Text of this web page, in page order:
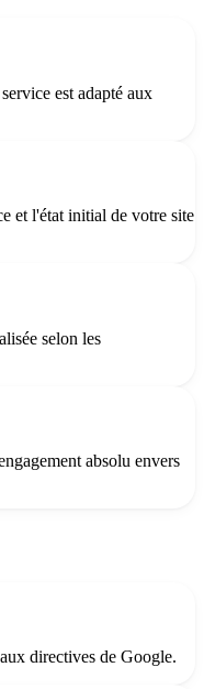
est adapté aux
et l'état initial de votre site
selon les
absolu envers
directives de Google.